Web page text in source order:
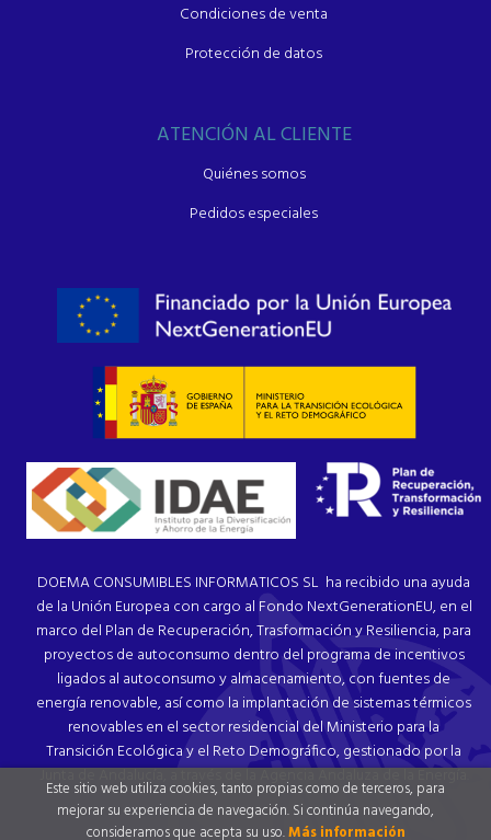
Condiciones de venta
Protección de datos
ATENCIÓN AL CLIENTE
Quiénes somos
Pedidos especiales
DOEMA CONSUMIBLES INFORMATICOS SL ha recibido una ayuda
de la Unión Europea con cargo al Fondo NextGenerationEU, en el
marco del Plan de Recuperación, Trasformación y Resiliencia, para
proyectos de autoconsumo dentro del programa de incentivos
ligados al autoconsumo y almacenamiento, con fuentes de
energía renovable, así como la implantación de sistemas térmicos
renovables en el sector residencial del Ministerio para la
Transición Ecológica y el Reto Demográfico, gestionado por la
Junta de Andalucía, a través de la Agencia Andaluza de la Energía.
Este sitio web utiliza cookies, tanto propias como de terceros, para
mejorar su experiencia de navegación. Si continúa navegando,
consideramos que acepta su uso.Más información